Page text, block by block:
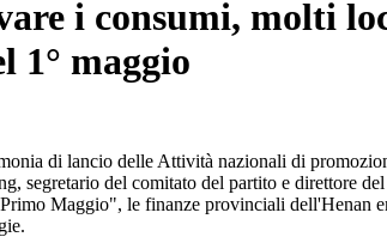
i consumi, molti
1° maggio
di lancio delle Attività nazionali di
segretario del comitato del partito e direttore
Maggio", le finanze provinciali